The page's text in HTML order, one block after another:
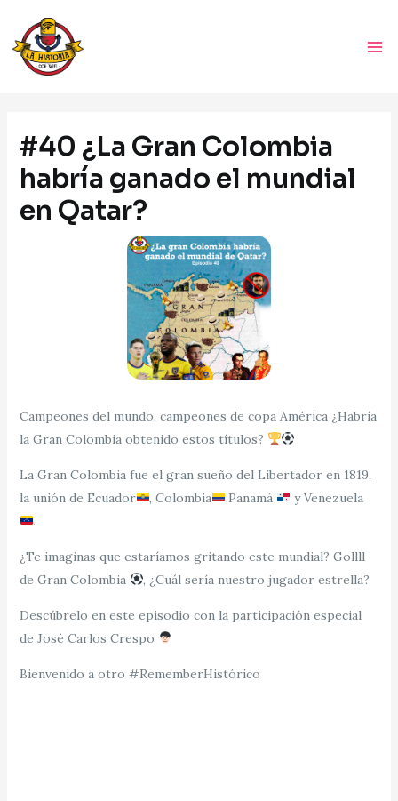
contenido
#40 ¿La Gran Colombia
habría ganado el mundial
en Qatar?
Campeones del mundo, campeones de copa América ¿Habría
la Gran Colombia obtenido estos títulos?
La Gran Colombia fue el gran sueño del Libertador en 1819,
la unión de Ecuador
, Colombia ,Panamá
y Venezuela
.
¿Te imaginas que estaríamos gritando este mundial? Gollll
de Gran Colombia
, ¿Cuál sería nuestro jugador estrella?
Descúbrelo en este episodio con la participación especial
de José Carlos Crespo
Bienvenido a otro #RememberHistórico
entradas